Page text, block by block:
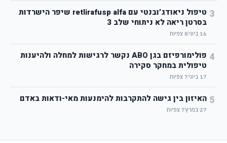
3
טיפול ניאודג’ובנטי עם retlirafusp alfa שיפר הישרדות
בסרטן ריאה לא ניתוחי שלב 3
16 ביוני 8 צפיות
4
פולימורפיזם בגן ABO נקשר לרגישות למחלה ולהיענות
טיפולית במחקר סקירה
17 ביוני 7 צפיות
5 האיזון בין גישה להתקרבות להימנעות מאי-ודאות באדם
27 במרץ 7 צפיות